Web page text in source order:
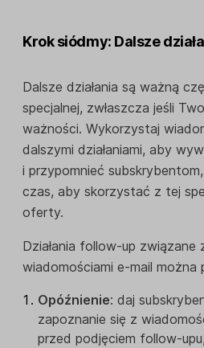
Krok siódmy: Dalsze
Dalsze działania są ważną
specjalnej, zwłaszcza jeśli
ważności. Wykorzystaj
dalszymi działaniami, aby
i przypomnieć
czas, aby skorzystać z tej
oferty.
Działania follow-up związane
wiadomościami e-mail można
Opóźnienie: daj
zapoznanie się z
przed podjęciem follow-